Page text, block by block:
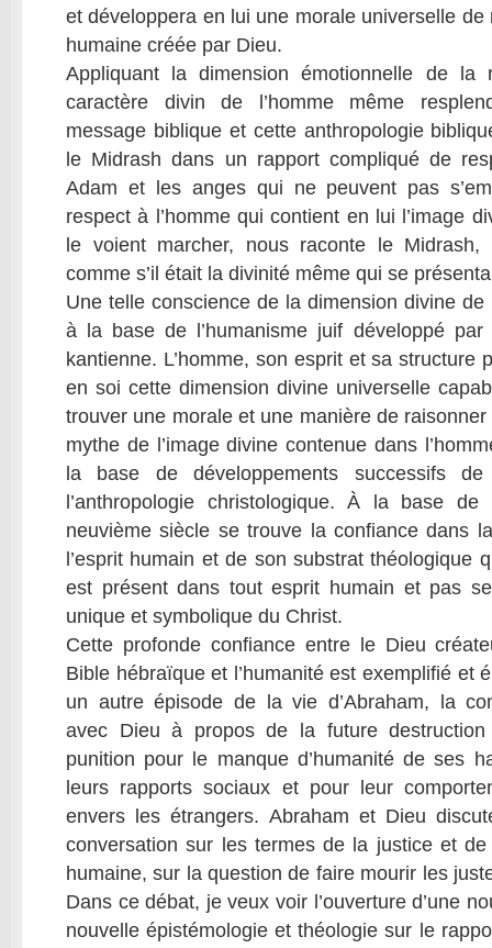
et développera en lui une morale universelle
humaine créée par Dieu.
Appliquant la dimension émotionnelle de la
caractère divin de l’homme même
message biblique et cette anthropologie
le Midrash dans un rapport compliqué de
Adam et les anges qui ne peuvent pas
respect à l’homme qui contient en lui l’image
le voient marcher, nous raconte le Midrash,
comme s’il était la divinité même qui se
Une telle conscience de la dimension divine de
à la base de l’humanisme juif développé
kantienne. L’homme, son esprit et sa structure
en soi cette dimension divine universelle
trouver une morale et une manière de
mythe de l’image divine contenue dans
la base de développements successifs
l’anthropologie christologique. À la base de
neuvième siècle se trouve la confiance dans
l’esprit humain et de son substrat théologique
est présent dans tout esprit humain et pas
unique et symbolique du Christ.
Cette profonde confiance entre le Dieu
Bible hébraïque et l’humanité est exemplifié et
un autre épisode de la vie d’Abraham, la
avec Dieu à propos de la future
punition pour le manque d’humanité de ses
leurs rapports sociaux et pour leur
envers les étrangers. Abraham et Dieu
conversation sur les termes de la justice et
humaine, sur la question de faire mourir les
Dans ce débat, je veux voir l’ouverture d’une
nouvelle épistémologie et théologie sur le